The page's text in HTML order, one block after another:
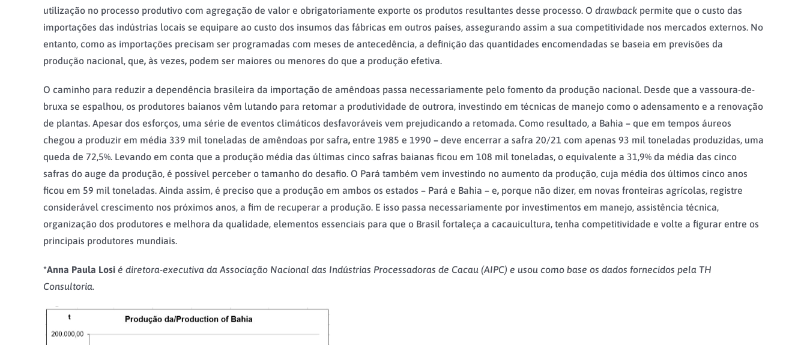
utilização no processo produtivo com agregação de valor e obrigatoriamente exporte os produtos resultantes desse processo. O drawback permite que o custo das
importações das indústrias locais se equipare ao custo dos insumos das fábricas em outros países, assegurando assim a sua competitividade nos mercados externos. No
entanto, como as importações precisam ser programadas com meses de antecedência, a definição das quantidades encomendadas se baseia em previsões da
produção nacional, que, às vezes, podem ser maiores ou menores do que a produção efetiva.
O caminho para reduzir a dependência brasileira da importação de amêndoas passa necessariamente pelo fomento da produção nacional. Desde que a vassoura-de-
bruxa se espalhou, os produtores baianos vêm lutando para retomar a produtividade de outrora, investindo em técnicas de manejo como o adensamento e a renovação
de plantas. Apesar dos esforços, uma série de eventos climáticos desfavoráveis vem prejudicando a retomada. Como resultado, a Bahia – que em tempos áureos
chegou a produzir em média 339 mil toneladas de amêndoas por safra, entre 1985 e 1990 – deve encerrar a safra 20/21 com apenas 93 mil toneladas produzidas, uma
queda de 72,5%. Levando em conta que a produção média das últimas cinco safras baianas ficou em 108 mil toneladas, o equivalente a 31,9% da média das cinco
safras do auge da produção, é possível perceber o tamanho do desafio. O Pará também vem investindo no aumento da produção, cuja média dos últimos cinco anos
ficou em 59 mil toneladas. Ainda assim, é preciso que a produção em ambos os estados – Pará e Bahia – e, porque não dizer, em novas fronteiras agrícolas, registre
considerável crescimento nos próximos anos, a fim de recuperar a produção. E isso passa necessariamente por investimentos em manejo, assistência técnica,
organização dos produtores e melhora da qualidade, elementos essenciais para que o Brasil fortaleça a cacauicultura, tenha competitividade e volte a figurar entre os
principais produtores mundiais.
*Anna Paula Losi é diretora-executiva da Associação Nacional das Indústrias Processadoras de Cacau (AIPC) e usou como base os dados fornecidos pela TH
Consultoria.